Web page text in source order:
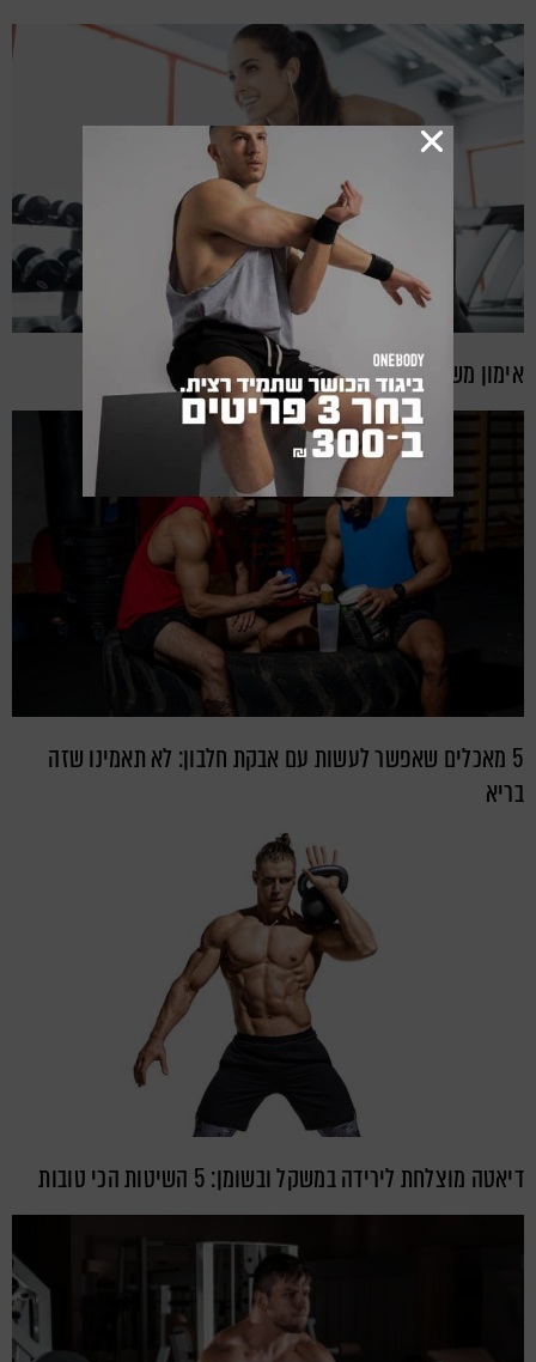
אימון משקולות לנשים, כמה זה טוב לך?
5 מאכלים שאפשר לעשות עם אבקת חלבון: לא תאמינו שזה
בריא
דיאטה מוצלחת לירידה במשקל ובשומן: 5 השיטות הכי טובות